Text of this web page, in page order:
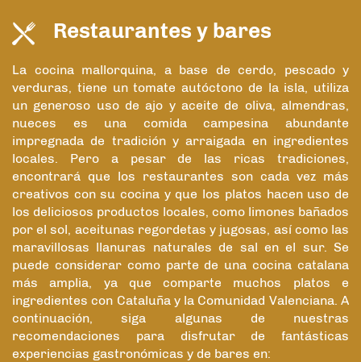
Restaurantes y bares
La cocina mallorquina, a base de cerdo, pescado y
verduras, tiene un tomate autóctono de la isla, utiliza
un generoso uso de ajo y aceite de oliva, almendras,
nueces es una comida campesina abundante
impregnada de tradición y arraigada en ingredientes
locales. Pero a pesar de las ricas tradiciones,
encontrará que los restaurantes son cada vez más
creativos con su cocina y que los platos hacen uso de
los deliciosos productos locales, como limones bañados
por el sol, aceitunas regordetas y jugosas, así como las
maravillosas llanuras naturales de sal en el sur. Se
puede considerar como parte de una cocina catalana
más amplia, ya que comparte muchos platos e
ingredientes con Cataluña y la Comunidad Valenciana. A
continuación, siga algunas de nuestras
recomendaciones para disfrutar de fantásticas
experiencias gastronómicas y de bares en: